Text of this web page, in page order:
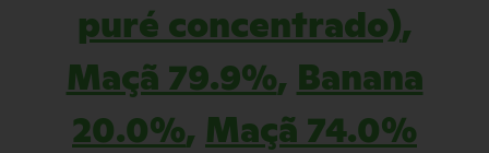
puré concentrado),
Maçã 79.9%, Banana
20.0%, Maçã 74.0%